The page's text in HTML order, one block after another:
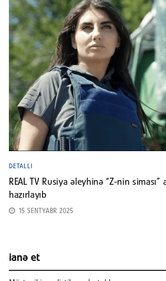
DETALLI
REAL TV Rusiya əleyhinə “Z-nin siması”
hazırlayıb
15 SENTYABR 2025
ianə et